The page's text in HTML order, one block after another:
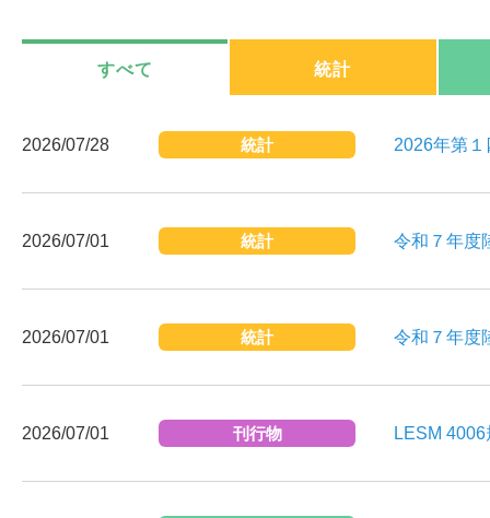
すべて 統計
2026/07/28 統計 2026年第
2026/07/01 統計 令和７年度
2026/07/01 統計 令和７年度
2026/07/01 刊行物 LESM